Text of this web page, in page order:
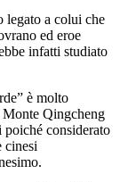
legato a colui che
ed eroe
infatti studiato
è molto
Qingcheng
poiché considerato
cinesi